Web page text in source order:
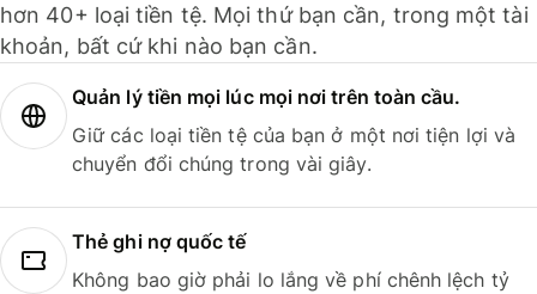
hơn 40+ loại tiền tệ. Mọi thứ bạn cần, trong một tài
khoản, bất cứ khi nào bạn cần.
Quản lý tiền mọi lúc mọi nơi trên toàn cầu.
Giữ các loại tiền tệ của bạn ở một nơi tiện lợi và
chuyển đổi chúng trong vài giây.
Thẻ ghi nợ quốc tế
Không bao giờ phải lo lắng về phí chênh lệch tỷ